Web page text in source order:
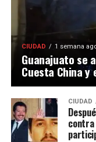
CIUDAD 1 semana
Guanajuato se
Cuesta China
CIUDAD
contra